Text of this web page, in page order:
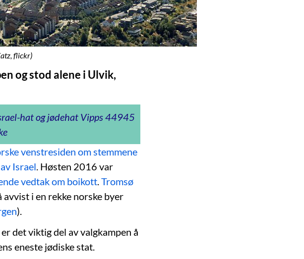
flickr)
og stod alene i Ulvik,
hat og jødehat Vipps 44945
venstresiden om stemmene
Israel. Høsten 2016 var
vedtak om boikott.Tromsø
i en rekke norske byer
).
det viktig del av valgkampen å
eneste jødiske stat.